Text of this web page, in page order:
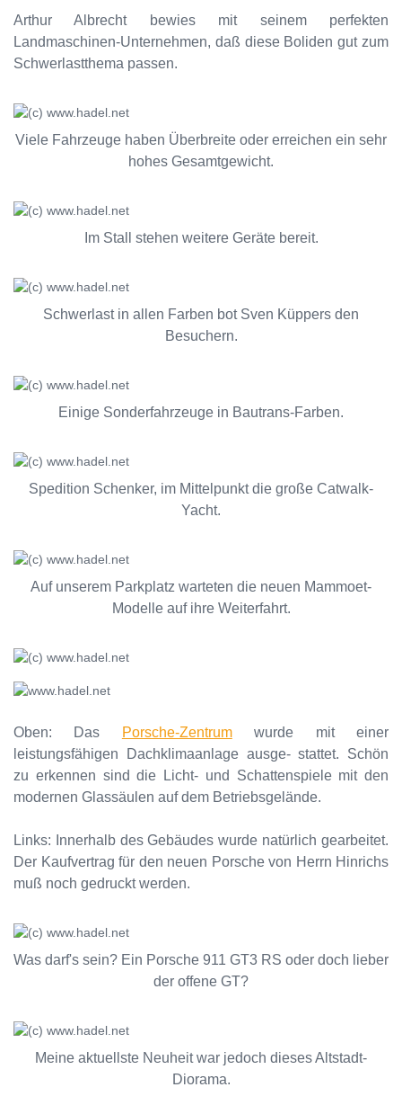
Arthur Albrecht bewies mit seinem perfekten
Landmaschinen-Unternehmen, daß diese Boliden gut zum
Schwerlastthema passen.
Viele Fahrzeuge haben Überbreite oder erreichen ein sehr
hohes Gesamtgewicht.
Im Stall stehen weitere Geräte bereit.
Schwerlast in allen Farben bot Sven Küppers den
Besuchern.
Einige Sonderfahrzeuge in Bautrans-Farben.
Spedition Schenker, im Mittelpunkt die große Catwalk-
Yacht.
Auf unserem Parkplatz warteten die neuen Mammoet-
Modelle auf ihre Weiterfahrt.
Oben: Das Porsche-Zentrumwurde mit einer
leistungsfähigen Dachklimaanlage ausge- stattet. Schön
zu erkennen sind die Licht- und Schattenspiele mit den
modernen Glassäulen auf dem Betriebsgelände.
Links: Innerhalb des Gebäudes wurde natürlich gearbeitet.
Der Kaufvertrag für den neuen Porsche von Herrn Hinrichs
muß noch gedruckt werden.
Was darf's sein? Ein Porsche 911 GT3 RS oder doch lieber
der offene GT?
Meine aktuellste Neuheit war jedoch dieses Altstadt-
Diorama.